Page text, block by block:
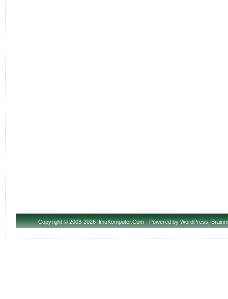
Copyright© 2003-2026 IlmuKomputer.Com · Powered byWordPress,